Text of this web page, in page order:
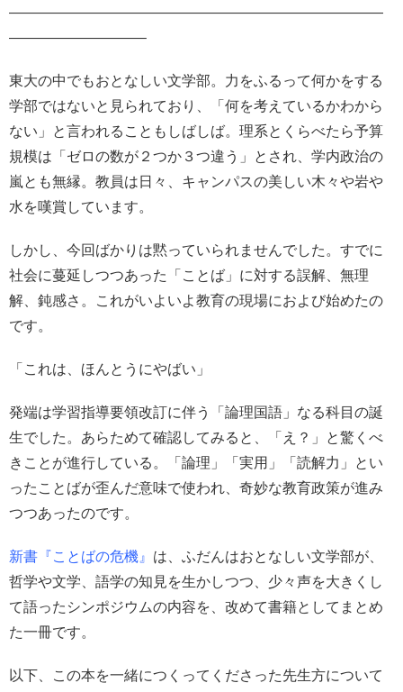
——————————————————————————
—————————–
東大の中でもおとなしい文学部。力をふるって何かをする
学部ではないと見られており、「何を考えているかわから
ない」と言われることもしばしば。理系とくらべたら予算
規模は「ゼロの数が２つか３つ違う」とされ、学内政治の
嵐とも無縁。教員は日々、キャンパスの美しい木々や岩や
水を嘆賞しています。
しかし、今回ばかりは黙っていられませんでした。すでに
社会に蔓延しつつあった「ことば」に対する誤解、無理
解、鈍感さ。これがいよいよ教育の現場におよび始めたの
です。
「これは、ほんとうにやばい」
発端は学習指導要領改訂に伴う「論理国語」なる科目の誕
生でした。あらためて確認してみると、「え？」と驚くべ
きことが進行している。「論理」「実用」「読解力」とい
ったことばが歪んだ意味で使われ、奇妙な教育政策が進み
つつあったのです。
新書『ことばの危機』 は、ふだんはおとなしい文学部が、
哲学や文学、語学の知見を生かしつつ、少々声を大きくし
て語ったシンポジウムの内容を、改めて書籍としてまとめ
た一冊です。
以下、この本を一緒につくってくださった先生方について